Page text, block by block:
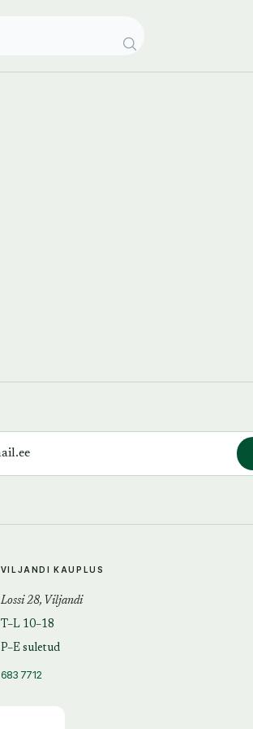
VILJANDI KAUPLUS
Lossi 28, Viljandi
T–L 10–18
P–E suletud
683 7712